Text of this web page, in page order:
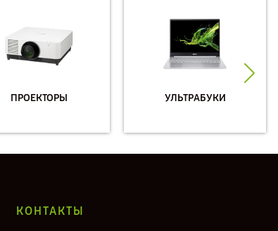
ПРОЕКТОРЫ УЛЬТРАБУКИ
КОНТАКТЫ